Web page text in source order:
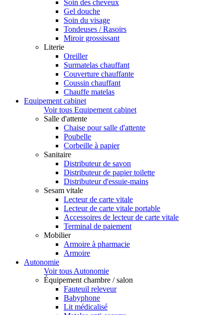
Soin des cheveux
Gel douche
Soin du visage
Tondeuses / Rasoirs
Miroir grossissant
Literie
Oreiller
Surmatelas chauffant
Couverture chauffante
Coussin chauffant
Chauffe matelas
Equipement cabinet
Voir tous Equipement cabinet
Salle d'attente
Chaise pour salle d'attente
Poubelle
Corbeille à papier
Sanitaire
Distributeur de savon
Distributeur de papier toilette
Distributeur d'essuie-mains
Sesam vitale
Lecteur de carte vitale
Lecteur de carte vitale portable
Accessoires de lecteur de carte vitale
Terminal de paiement
Mobilier
Armoire à pharmacie
Armoire
Autonomie
Voir tous Autonomie
Équipement chambre / salon
Fauteuil releveur
Babyphone
Lit médicalisé